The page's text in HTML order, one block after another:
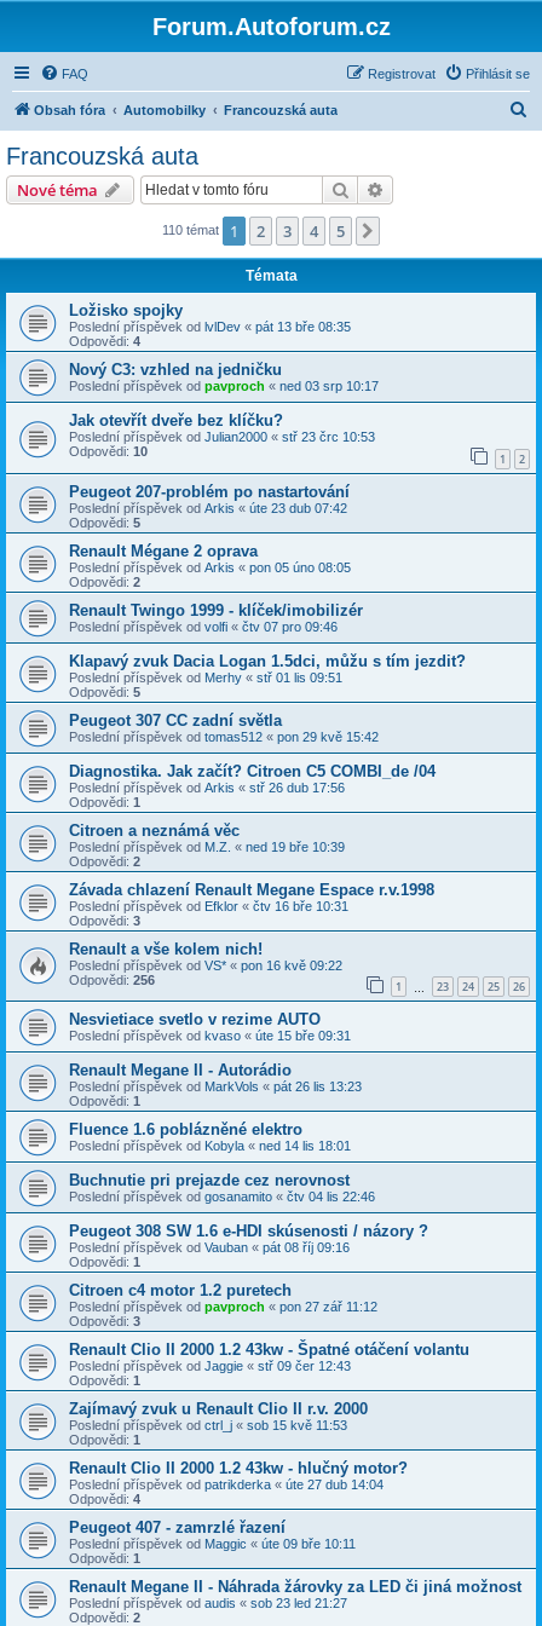
Forum.Autoforum.cz
FAQ Přihlásit se
Registrovat
Obsah fóra Automobilky Francouzská auta
Francouzská auta
Nové téma Hledat
110 témat 1 2 3 4 5
Témata
Ložisko spojky
Poslední příspěvek od lvlDev « pát 13 bře 08:35
Odpovědi: 4
Nový C3: vzhled na jedničku
Poslední příspěvek od pavproch « ned 03 srp 10:17
Jak otevřít dveře bez klíčku?
Poslední příspěvek od Julian2000 « stř 23 črc 10:53
Odpovědi: 10 1 2
Peugeot 207-problém po nastartování
Poslední příspěvek od Arkis « úte 23 dub 07:42
Odpovědi: 5
Renault Mégane 2 oprava
Poslední příspěvek od Arkis « pon 05 úno 08:05
Odpovědi: 2
Renault Twingo 1999 - klíček/imobilizér
Poslední příspěvek od volfi « čtv 07 pro 09:46
Klapavý zvuk Dacia Logan 1.5dci, můžu s tím jezdit?
Poslední příspěvek od Merhy « stř 01 lis 09:51
Odpovědi: 5
Peugeot 307 CC zadní světla
Poslední příspěvek od tomas512 « pon 29 kvě 15:42
Diagnostika. Jak začít? Citroen C5 COMBI_de /04
Poslední příspěvek od Arkis « stř 26 dub 17:56
Odpovědi: 1
Citroen a neznámá věc
Poslední příspěvek od M.Z. « ned 19 bře 10:39
Odpovědi: 2
Závada chlazení Renault Megane Espace r.v.1998
Poslední příspěvek od Efklor « čtv 16 bře 10:31
Odpovědi: 3
Renault a vše kolem nich!
Poslední příspěvek od VS* « pon 16 kvě 09:22
Odpovědi: 256 1 23 24 25 26
Nesvietiace svetlo v rezime AUTO
Poslední příspěvek od kvaso « úte 15 bře 09:31
Renault Megane II - Autorádio
Poslední příspěvek od MarkVols « pát 26 lis 13:23
Odpovědi: 1
Fluence 1.6 poblázněné elektro
Poslední příspěvek od Kobyla « ned 14 lis 18:01
Buchnutie pri prejazde cez nerovnost
Poslední příspěvek od gosanamito « čtv 04 lis 22:46
Peugeot 308 SW 1.6 e-HDI skúsenosti / názory ?
Poslední příspěvek od Vauban « pát 08 říj 09:16
Odpovědi: 1
Citroen c4 motor 1.2 puretech
Poslední příspěvek od pavproch « pon 27 zář 11:12
Odpovědi: 3
Renault Clio II 2000 1.2 43kw - Špatné otáčení volantu
Poslední příspěvek od Jaggie « stř 09 čer 12:43
Odpovědi: 1
Zajímavý zvuk u Renault Clio II r.v. 2000
Poslední příspěvek od ctrl_j « sob 15 kvě 11:53
Odpovědi: 1
Renault Clio II 2000 1.2 43kw - hlučný motor?
Poslední příspěvek od patrikderka « úte 27 dub 14:04
Odpovědi: 4
Peugeot 407 - zamrzlé řazení
Poslední příspěvek od Maggic « úte 09 bře 10:11
Odpovědi: 1
Renault Megane II - Náhrada žárovky za LED či jiná možnost
Poslední příspěvek od audis « sob 23 led 21:27
Odpovědi: 2